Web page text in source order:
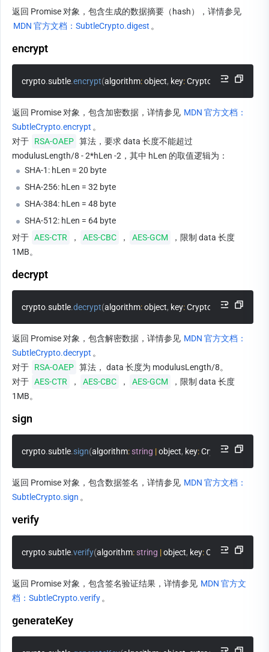
MDN 官方文档：SubtleCrypto.digest 。
encrypt
crypto.subtle.encrypt(algorithm: object, key: CryptoKey, data
返回 Promise 对象，包含加密数据，详情参见 MDN 官方文档：
SubtleCrypto.encrypt 。
对于
RSA-OAEP 算法，要求 data 长度不能超过
modulusLength/8 - 2*hLen -2，其中 hLen 的取值逻辑为：
SHA-1: hLen = 20 byte
SHA-256: hLen = 32 byte
SHA-384: hLen = 48 byte
SHA-512: hLen = 64 byte
对于 AES-CTR ， AES-CBC ， AES-GCM
，限制 data 长度
1MB。
decrypt
crypto.subtle.decrypt(algorithm: object, key: CryptoKey, data
返回 Promise 对象，包含解密数据，详情参见 MDN 官方文档：
SubtleCrypto.decrypt 。
对于
RSA-OAEP 算法， data 长度为 modulusLength/8。
对于 AES-CTR ， AES-CBC ， AES-GCM
，限制 data 长度
1MB。
sign
crypto.subtle.sign(algorithm: string | object, key: CryptoKey, data
返回 Promise 对象，包含数据签名，详情参见 MDN 官方文档：
SubtleCrypto.sign 。
verify
crypto.subtle.verify(algorithm: string | object, key: CryptoKey
返回 Promise 对象，包含签名验证结果，详情参见 MDN 官方文
档：SubtleCrypto.verify 。
generateKey